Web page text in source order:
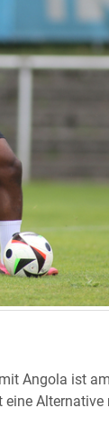
Angola ist
Alternative